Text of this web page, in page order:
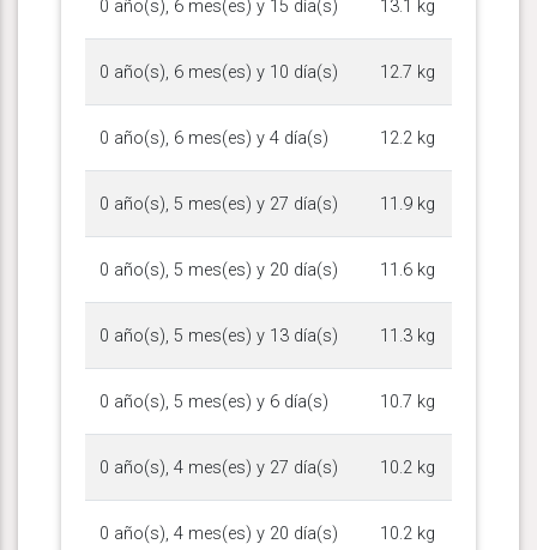
0 año(s), 6 mes(es) y 15 día(s) 13.1 kg
0 año(s), 6 mes(es) y 10 día(s) 12.7 kg
0 año(s), 6 mes(es) y 4 día(s) 12.2 kg
0 año(s), 5 mes(es) y 27 día(s) 11.9 kg
0 año(s), 5 mes(es) y 20 día(s) 11.6 kg
0 año(s), 5 mes(es) y 13 día(s) 11.3 kg
0 año(s), 5 mes(es) y 6 día(s) 10.7 kg
0 año(s), 4 mes(es) y 27 día(s) 10.2 kg
0 año(s), 4 mes(es) y 20 día(s) 10.2 kg